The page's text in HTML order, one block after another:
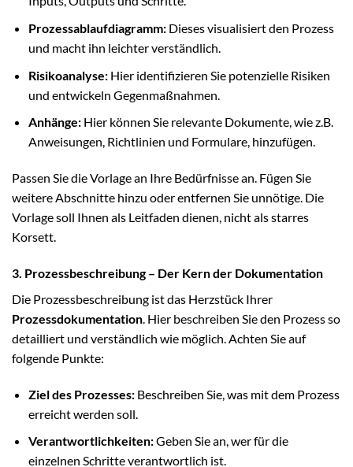
Prozessablaufdiagramm:Dieses visualisiert den Prozess
und macht ihn leichter verständlich.
Risikoanalyse:Hier identifizieren Sie potenzielle Risiken
und entwickeln Gegenmaßnahmen.
Anhänge:Hier können Sie relevante Dokumente, wie z.B.
Anweisungen, Richtlinien und Formulare, hinzufügen.
Passen Sie die Vorlage an Ihre Bedürfnisse an. Fügen Sie
weitere Abschnitte hinzu oder entfernen Sie unnötige. Die
Vorlage soll Ihnen als Leitfaden dienen, nicht als starres
Korsett.
3. Prozessbeschreibung – Der Kern der Dokumentation
Die Prozessbeschreibung ist das Herzstück Ihrer
Prozessdokumentation . Hier beschreiben Sie den Prozess so
detailliert und verständlich wie möglich. Achten Sie auf
folgende Punkte:
Ziel des Prozesses:Beschreiben Sie, was mit dem Prozess
erreicht werden soll.
Verantwortlichkeiten:Geben Sie an, wer für die
einzelnen Schritte verantwortlich ist.